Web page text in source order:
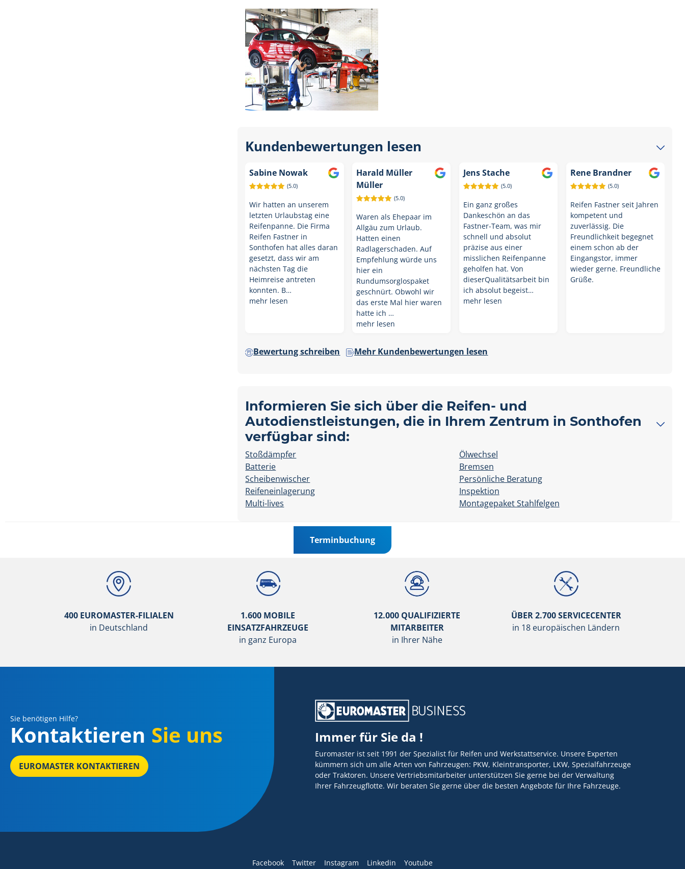
Kundenbewertungen lesen
Sabine Nowak
(5.0)
Wir hatten an unserem
letzten Urlaubstag eine
Reifenpanne. Die Firma
Reifen Fastner in
Sonthofen hat alles daran
gesetzt, dass wir am
nächsten Tag die
Heimreise antreten
konnten. B…
mehr lesen
Harald Müller
Müller
(5.0)
Waren als Ehepaar im
Allgäu zum Urlaub.
Hatten einen
Radlagerschaden. Auf
Empfehlung würde uns
hier ein
Rundumsorglospaket
geschnürt. Obwohl wir
das erste Mal hier waren
hatte ich …
mehr lesen
Jens Stache
(5.0)
Ein ganz großes
Dankeschön an das
Fastner-Team, was mir
schnell und absolut
präzise aus einer
misslichen Reifenpanne
geholfen hat. Von
dieserQualitätsarbeit bin
ich absolut begeist…
mehr lesen
Rene Brandner
(5.0)
Reifen Fastner seit Jahren
kompetent und
zuverlässig. Die
Freundlichkeit begegnet
einem schon ab der
Eingangstor, immer
wieder gerne. Freundliche
Grüße.
Bewertung schreiben Mehr Kundenbewertungen lesen
Informieren Sie sich über die Reifen- und
Autodienstleistungen, die in Ihrem Zentrum in Sonthofen
verfügbar sind:
Stoßdämpfer
Batterie
Scheibenwischer
Reifeneinlagerung
Multi-lives
Ölwechsel
Bremsen
Persönliche Beratung
Inspektion
Montagepaket Stahlfelgen
Terminbuchung
400 EUROMASTER-FILIALEN
in Deutschland
1.600 MOBILE
EINSATZFAHRZEUGE
in ganz Europa
12.000 QUALIFIZIERTE
MITARBEITER
in Ihrer Nähe
ÜBER 2.700 SERVICECENTER
in 18 europäischen Ländern
Sie benötigen Hilfe?
Kontaktieren Sie uns
EUROMASTER KONTAKTIEREN
Immer für Sie da !
Euromaster ist seit 1991 der Spezialist für Reifen und Werkstattservice. Unsere Experten
kümmern sich um alle Arten von Fahrzeugen: PKW, Kleintransporter, LKW, Spezialfahrzeuge
oder Traktoren. Unsere Vertriebsmitarbeiter unterstützen Sie gerne bei der Verwaltung
Ihrer Fahrzeugflotte. Wir beraten Sie gerne über die besten Angebote für Ihre Fahrzeuge.
Facebook Twitter Instagram Linkedin Youtube